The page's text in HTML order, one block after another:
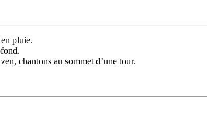
pluie.
chantons au sommet d’une tour.